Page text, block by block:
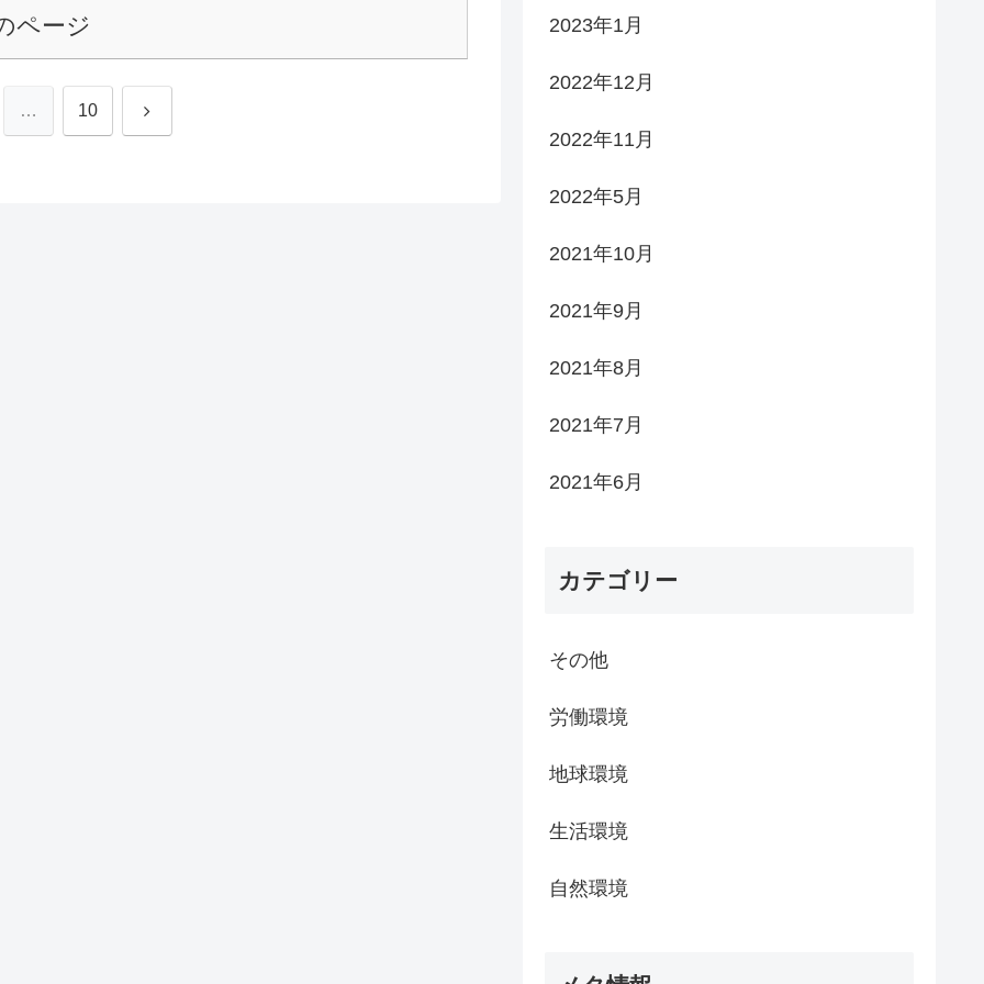
ページ
… 10 次
2023年1月
2022年12月
2022年11月
2022年5月
2021年10月
2021年9月
2021年8月
2021年7月
2021年6月
カテゴリー
その他
労働環境
地球環境
生活環境
自然環境